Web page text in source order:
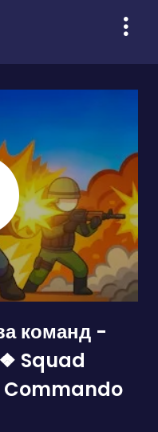
команд -
Squad
Commando